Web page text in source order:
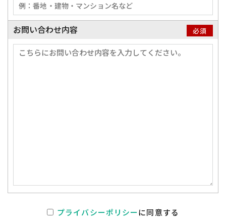
お問い合わせ内容 必須
プライバシーポリシーに同意する